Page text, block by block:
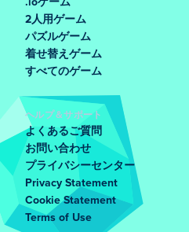
.ioゲーム
2人用ゲーム
パズルゲーム
着せ替えゲーム
すべてのゲーム
ヘルプ＆サポート
よくあるご質問
お問い合わせ
プライバシーセンター
Privacy Statement
Cookie Statement
Terms of Use